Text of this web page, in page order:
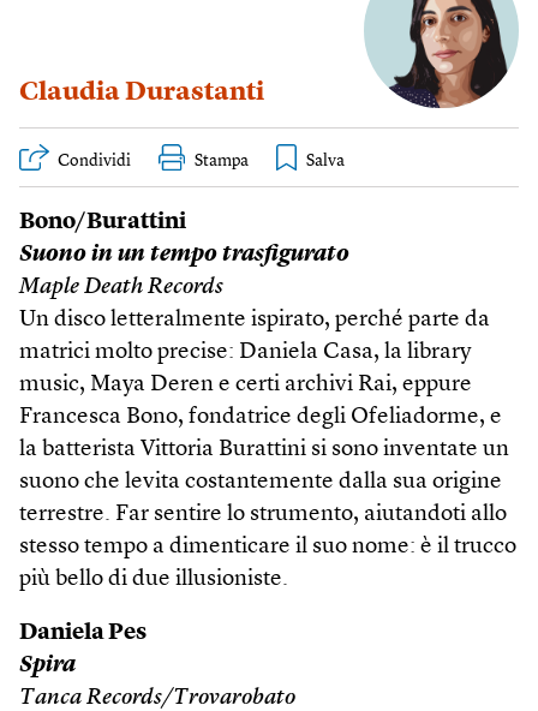
Claudia Durastanti
Condividi Stampa
Bono/Burattini
Suono in un tempo trasfigurato
Maple Death Records
Un disco letteralmente ispirato, perché parte da
matrici molto precise: Daniela Casa, la library
music, Maya Deren e certi archivi Rai, eppure
Francesca Bono, fondatrice degli Ofeliadorme, e
la batterista Vittoria Burattini si sono inventate un
suono che levita costantemente dalla sua origine
terrestre. Far sentire lo strumento, aiutandoti allo
stesso tempo a dimenticare il suo nome: è il trucco
più bello di due illusioniste.
Daniela Pes
Spira
Tanca Records/Trovarobato